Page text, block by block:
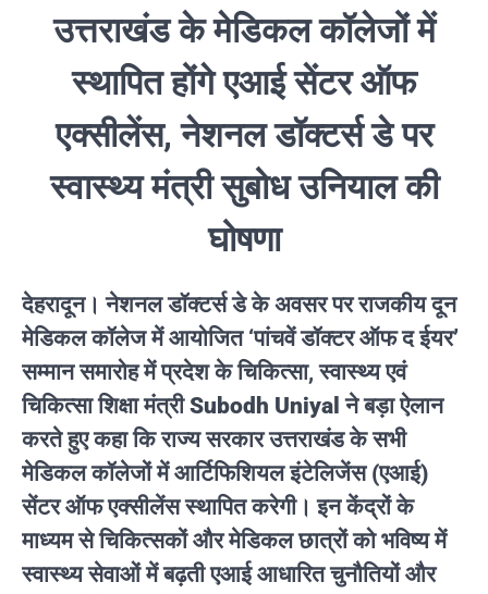
उत्तराखंड के मेडिकल कॉलेजों में
स्थापित होंगे एआई सेंटर ऑफ
एक्सीलेंस, नेशनल डॉक्टर्स डे पर
स्वास्थ्य मंत्री सुबोध उनियाल की
घोषणा
देहरादून। नेशनल डॉक्टर्स डे के अवसर पर राजकीय दून
मेडिकल कॉलेज में आयोजित ‘पांचवें डॉक्टर ऑफ द ईयर’
सम्मान समारोहमें प्रदेश के चिकित्सा, स्वास्थ्य एवं
चिकित्सा शिक्षा मंत्रीSubodh Uniyal ने बड़ा ऐलान
करते हुए कहा कि राज्य सरकार उत्तराखंड के सभी
मेडिकल कॉलेजों मेंआर्टिफिशियल इंटेलिजेंस (एआई)
सेंटर ऑफ एक्सीलेंसस्थापित करेगी। इन केंद्रों के
माध्यम से चिकित्सकों और मेडिकल छात्रों को भविष्य में
स्वास्थ्य सेवाओं में बढ़ती एआई आधारित चुनौतियों और